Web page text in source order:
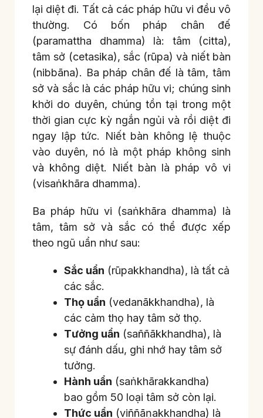
lại diệt đi. Tất cả các pháp hữu vi đều vô
thường. Có bốn pháp chân đế
(paramattha dhamma) là: tâm (citta),
tâm sở (cetasika), sắc (rūpa) và niết bàn
(nibbāna). Ba pháp chân đế là tâm, tâm
sở và sắc là các pháp hữu vi; chúng sinh
khởi do duyên, chúng tồn tại trong một
thời gian cực kỳ ngắn ngủi và rồi diệt đi
ngay lập tức. Niết bàn không lệ thuộc
vào duyên, nó là một pháp không sinh
và không diệt. Niết bàn là pháp vô vi
(visaṅkhāra dhamma).
Ba pháp hữu vi (saṅkhāra dhamma) là
tâm, tâm sở và sắc có thể được xếp
theo ngũ uẩn như sau:
Sắc uẩn (rūpakkhandha), là tất cả
các sắc.
Thọ uẩn (vedanākkhandha), là
các cảm thọ hay tâm sở thọ.
Tưởng uẩn (saññākkhandha), là
sự đánh dấu, ghi nhớ hay tâm sở
tưởng.
Hành uẩn (saṅkhārakkandha)
bao gồm 50 loại tâm sở còn lại.
Thức uẩn (viññāṇakkhandha) là